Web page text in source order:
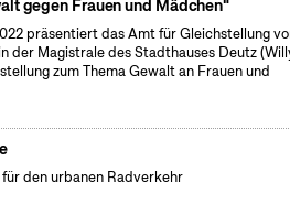
gegen Frauen und Mädchen"
präsentiert das Amt für Gleichstellung
der Magistrale des Stadthauses Deutz
zum Thema Gewalt an Frauen und
den urbanen Radverkehr